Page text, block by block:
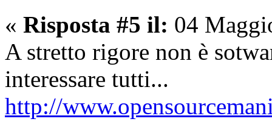
« Risposta #5 il: 04
A stretto rigore non è
interessare tutti...
http://